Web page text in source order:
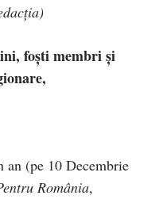
foști membri și
(pe 10 Decembrie
România,